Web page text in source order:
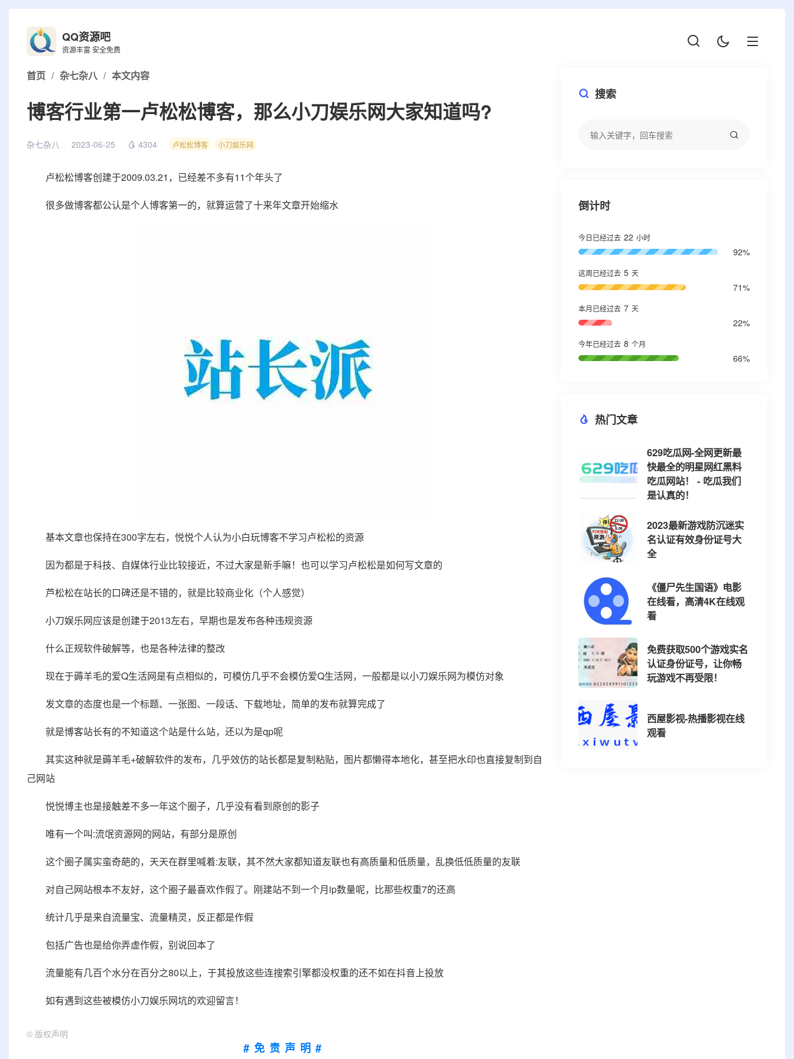
QQ资源吧
资源丰富 安全免费
首页 / 杂七杂八 / 本文内容
博客行业第一卢松松博客，那么小刀娱乐网大家知道吗?
杂七杂八 2023-06-25 4304 卢松松博客 小刀娱乐网
卢松松博客创建于2009.03.21，已经差不多有11个年头了
很多做博客都公认是个人博客第一的，就算运营了十来年文章开始缩水
基本文章也保持在300字左右，悦悦个人认为小白玩博客不学习卢松松的资源
因为都是于科技、自媒体行业比较接近，不过大家是新手嘛！也可以学习卢松松是如何写文章的
芦松松在站长的口碑还是不错的，就是比较商业化（个人感觉）
小刀娱乐网应该是创建于2013左右，早期也是发布各种违规资源
什么正规软件破解等，也是各种法律的整改
现在于薅羊毛的爱Q生活网是有点相似的，可模仿几乎不会模仿爱Q生活网，一般都是以小刀娱乐网为模仿对象
发文章的态度也是一个标题、一张图、一段话、下载地址，简单的发布就算完成了
就是博客站长有的不知道这个站是什么站，还以为是qp呢
其实这种就是薅羊毛+破解软件的发布，几乎效仿的站长都是复制粘贴，图片都懒得本地化，甚至把水印也直接复制到自
己网站
悦悦博主也是接触差不多一年这个圈子，几乎没有看到原创的影子
唯有一个叫:流氓资源网的网站，有部分是原创
这个圈子属实蛮奇葩的，天天在群里喊着:友联，其不然大家都知道友联也有高质量和低质量，乱换低低质量的友联
对自己网站根本不友好，这个圈子最喜欢作假了。刚建站不到一个月ip数量呢，比那些权重7的还高
统计几乎是来自流量宝、流量精灵，反正都是作假
包括广告也是给你弄虚作假，别说回本了
流量能有几百个水分在百分之80以上，于其投放这些连搜索引擎都没权重的还不如在抖音上投放
如有遇到这些被模仿小刀娱乐网坑的欢迎留言！
© 版权声明
#免责声明#
搜索
倒计时
今日已经过去 22 小时
92%
这周已经过去 5 天
71%
本月已经过去 7 天
22%
今年已经过去 8 个月
66%
热门文章
629吃瓜网-全网更新最
快最全的明星网红黑料
吃瓜网站！ - 吃瓜我们
是认真的！
2023最新游戏防沉迷实
名认证有效身份证号大
全
《僵尸先生国语》电影
在线看，高清4K在线观
看
免费获取500个游戏实名
认证身份证号，让你畅
玩游戏不再受限！
西屋影视-热播影视在线
观看